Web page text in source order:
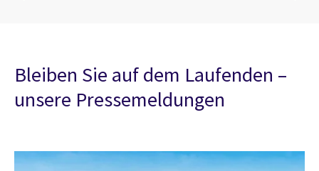
Bleiben Sie auf dem Laufenden –
unsere Pressemeldungen